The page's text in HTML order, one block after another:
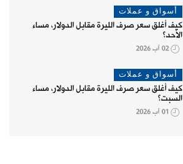
أسواق و عملات
كيف أغلق سعر صرف الليرة مقابل الدولار، مساء
الأحد؟
02 آب 2026
أسواق و عملات
كيف أغلق سعر صرف الليرة مقابل الدولار، مساء
السبت؟
01 آب 2026